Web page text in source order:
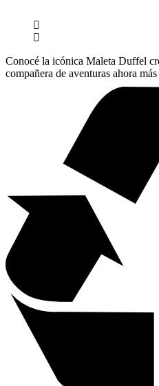
Conocé la icónica Maleta Duffel
compañera de aventuras ahora